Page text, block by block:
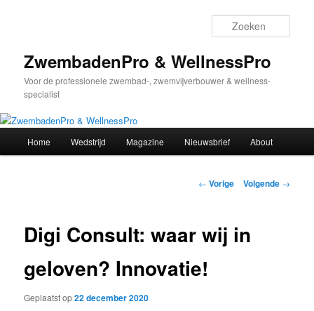
inhoudZwembadenPro & WellnessPro
Voor de professionele zwembad-, zwemvijverbouwer & wellness-
specialist
Home Wedstrijd Magazine Nieuwsbrief About
Bericht
← Vorige Volgende →
Digi Consult: waar wij in
geloven? Innovatie!
Geplaatst op22 december 2020